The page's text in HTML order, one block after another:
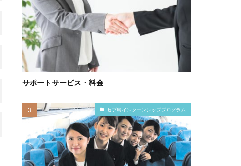
サポートサービス・料金
セブ島インターンシッププログラム